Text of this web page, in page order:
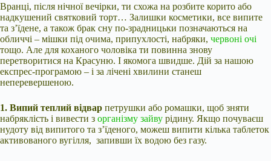
Вранці, після нічної вечірки, ти схожа на розбите корито або
надкушений святковий торт… Залишки косметики, все випите
та з’їдене, а також брак сну по-зрадницьки позначаються на
обличчі – мішки під очима, припухлості, набряки, червоні очі
тощо. Але для коханого чоловіка ти повинна знову
перетворитися на Красуню. І якомога швидше. Дій за нашою
експрес-програмою – і за лічені хвилини станеш
неперевершеною.
1. Випий теплий відвар петрушки або ромашки, щоб зняти
набряклість і вивести з організму зайву рідину. Якщо почуваєш
нудоту від випитого та з’їденого, можеш випити кілька таблеток
активованого вугілля, запивши їх водою без газу.